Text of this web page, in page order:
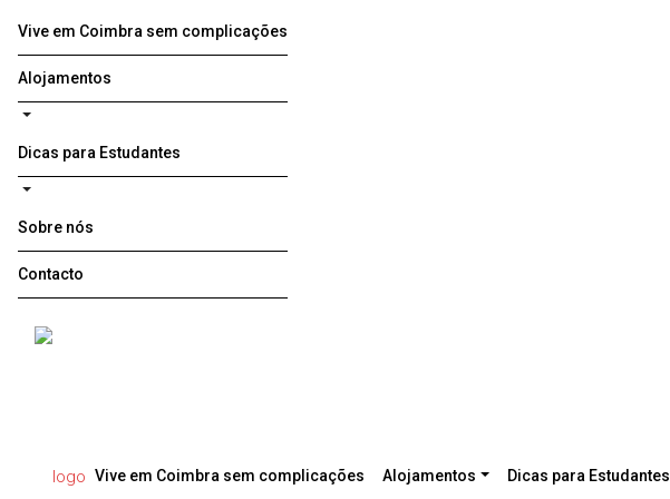
Vive em Coimbra sem complicações
Alojamentos
Dicas para Estudantes
Sobre nós
Contacto
Vive em Coimbra sem complicações Alojamentos Dicas para Estudantes